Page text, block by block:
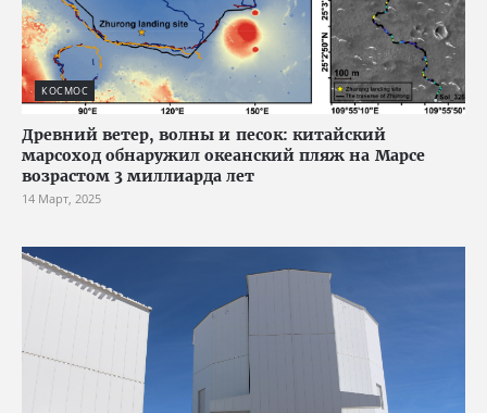
КОСМОС
Древний ветер, волны и песок: китайский
марсоход обнаружил океанский пляж на Марсе
возрастом 3 миллиарда лет
14 Март, 2025